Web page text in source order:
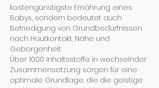
kostengünstigste Ernährung eines
Babys, sondern bedeutet auch
Befriedigung von Grundbedürfnissen
nach Hautkontakt, Nähe und
Geborgenheit.
Über 1000 Inhaltsstoffe in wechselnder
Zusammensetzung sorgen für eine
optimale Grundlage, die die geistige